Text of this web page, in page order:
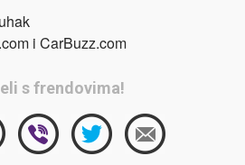
i CarBuzz.com
s frendovima!